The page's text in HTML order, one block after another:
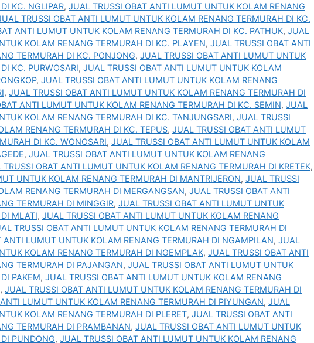
KC. NGLIPAR, JUAL TRUSSI OBAT ANTI LUMUT UNTUK KOLAM RENANG
TRUSSI OBAT ANTI LUMUT UNTUK KOLAM RENANG TERMURAH DI KC.
ANTI LUMUT UNTUK KOLAM RENANG TERMURAH DI KC. PATHUK, JUAL
KOLAM RENANG TERMURAH DI KC. PLAYEN, JUAL TRUSSI OBAT ANTI
TERMURAH DI KC. PONJONG, JUAL TRUSSI OBAT ANTI LUMUT UNTUK
KC. PURWOSARI, JUAL TRUSSI OBAT ANTI LUMUT UNTUK KOLAM
, JUAL TRUSSI OBAT ANTI LUMUT UNTUK KOLAM RENANG
, JUAL TRUSSI OBAT ANTI LUMUT UNTUK KOLAM RENANG TERMURAH DI
ANTI LUMUT UNTUK KOLAM RENANG TERMURAH DI KC. SEMIN, JUAL
KOLAM RENANG TERMURAH DI KC. TANJUNGSARI, JUAL TRUSSI
RENANG TERMURAH DI KC. TEPUS, JUAL TRUSSI OBAT ANTI LUMUT
DI KC. WONOSARI, JUAL TRUSSI OBAT ANTI LUMUT UNTUK KOLAM
, JUAL TRUSSI OBAT ANTI LUMUT UNTUK KOLAM RENANG
TRUSSI OBAT ANTI LUMUT UNTUK KOLAM RENANG TERMURAH DI KRETEK,
UNTUK KOLAM RENANG TERMURAH DI MANTRIJERON, JUAL TRUSSI
RENANG TERMURAH DI MERGANGSAN, JUAL TRUSSI OBAT ANTI
TERMURAH DI MINGGIR, JUAL TRUSSI OBAT ANTI LUMUT UNTUK
MLATI, JUAL TRUSSI OBAT ANTI LUMUT UNTUK KOLAM RENANG
TRUSSI OBAT ANTI LUMUT UNTUK KOLAM RENANG TERMURAH DI
ANTI LUMUT UNTUK KOLAM RENANG TERMURAH DI NGAMPILAN, JUAL
KOLAM RENANG TERMURAH DI NGEMPLAK, JUAL TRUSSI OBAT ANTI
TERMURAH DI PAJANGAN, JUAL TRUSSI OBAT ANTI LUMUT UNTUK
PAKEM, JUAL TRUSSI OBAT ANTI LUMUT UNTUK KOLAM RENANG
, JUAL TRUSSI OBAT ANTI LUMUT UNTUK KOLAM RENANG TERMURAH DI
LUMUT UNTUK KOLAM RENANG TERMURAH DI PIYUNGAN, JUAL
KOLAM RENANG TERMURAH DI PLERET, JUAL TRUSSI OBAT ANTI
TERMURAH DI PRAMBANAN, JUAL TRUSSI OBAT ANTI LUMUT UNTUK
PUNDONG, JUAL TRUSSI OBAT ANTI LUMUT UNTUK KOLAM RENANG